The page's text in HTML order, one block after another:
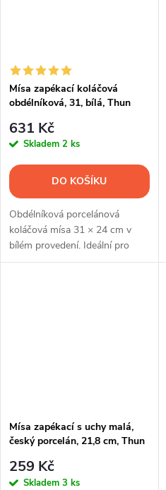
Mísa zapékací koláčová
obdélníková, 31, bílá, Thun
631 Kč
Skladem 2 ks
DO KOŠÍKU
Obdélníková porcelánová
koláčová mísa 31 × 24 cm v
bílém provedení. Ideální pro
quiche, ovocné koláče, řezy i
Mísa zapékací s uchy malá,
český porcelán, 21,8 cm, Thun
259 Kč
Skladem 3 ks